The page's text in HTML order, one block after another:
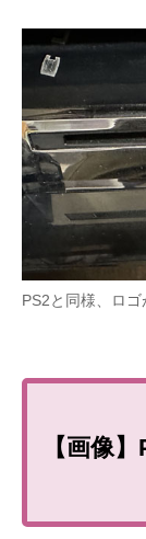
PS2と同様、ロゴ
【画像